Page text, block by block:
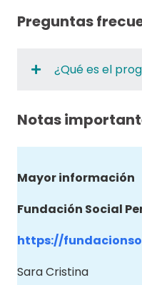
Preguntas
¿Qué es el
Notas
Mayor información
Fundación Social
https://
Sara Cristina